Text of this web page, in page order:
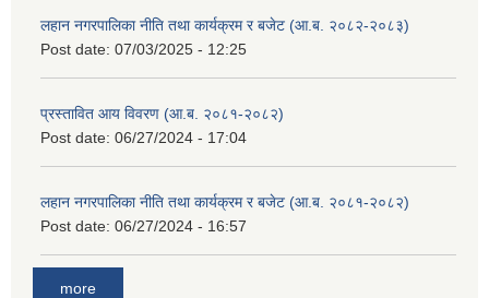
लहान नगरपालिका नीति तथा कार्यक्रम र बजेट (आ.ब. २०८२-२०८३)
Post date: 07/03/2025 - 12:25
प्रस्तावित आय विवरण (आ.ब. २०८१-२०८२)
Post date: 06/27/2024 - 17:04
लहान नगरपालिका नीति तथा कार्यक्रम र बजेट (आ.ब. २०८१-२०८२)
Post date: 06/27/2024 - 16:57
more